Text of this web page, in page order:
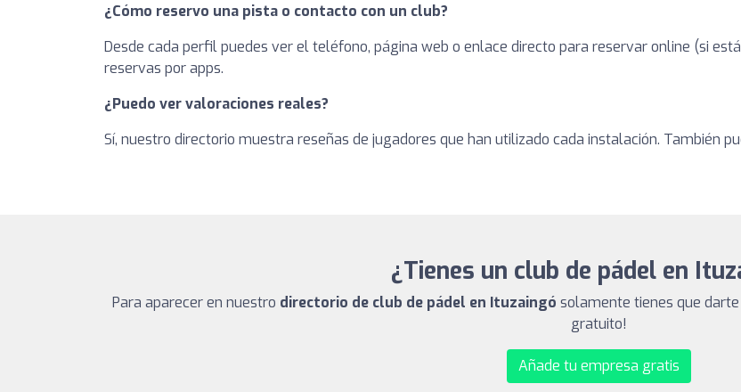
¿Cómo reservo una pista o contacto con un club?
Desde cada perfil puedes ver el teléfono, página web o enlace directo para reservar online (si
reservas por apps.
¿Puedo ver valoraciones reales?
Sí, nuestro directorio muestra reseñas de jugadores que han utilizado cada instalación. También
¿Tienes un club de pádel en
Para aparecer en nuestro directorio de club de pádel en Ituzaingó solamente tienes que
gratuito!
Añade tu empresa gratis